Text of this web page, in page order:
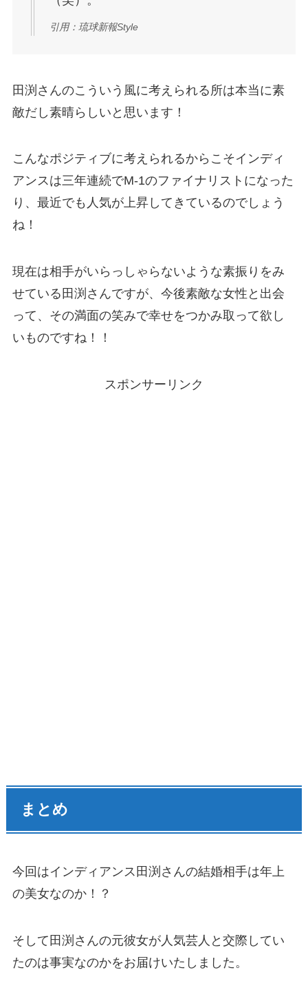
引用：琉球新報Style
田渕さんのこういう風に考えられる所は本当に素
敵だし素晴らしいと思います！
こんなポジティブに考えられるからこそインディ
アンスは三年連続でM-1のファイナリストになった
り、最近でも人気が上昇してきているのでしょう
ね！
現在は相手がいらっしゃらないような素振りをみ
せている田渕さんですが、今後素敵な女性と出会
って、その満面の笑みで幸せをつかみ取って欲し
いものですね！！
スポンサーリンク
まとめ
今回はインディアンス田渕さんの結婚相手は年上
の美女なのか！？
そして田渕さんの元彼女が人気芸人と交際してい
たのは事実なのかをお届けいたしました。